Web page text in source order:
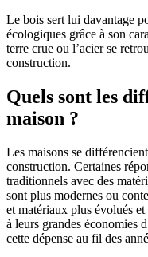
Le bois sert lui davantage
écologiques grâce à son
terre crue ou l’acier se
construction.
Quels sont les
maison ?
Les maisons se
construction. Certaines
traditionnels avec des
sont plus modernes ou
et matériaux plus évolués
à leurs grandes économies
cette dépense au fil des